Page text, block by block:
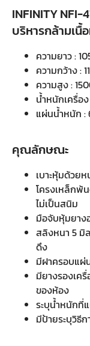
INFINITY NFI-
บริหารกล้ามเนื้
ความยาว :
ความกว้าง :
ความสูง :
น้ำหนักเครื่อ
แผ่นน้ำหนัก :
คุณลักษณะ
เบาะหุ้มด้วย
โครงเหล็กพ้
ไม่เป็นสนิม
มือจับหุ้มยาง
สลิงหนา 5 มิ
ดึง
มีฝาครอบแผ่
มียางรองเค
ของห้อง
ระบุน้ำหนักที่
มีป้ายระบุวิธี